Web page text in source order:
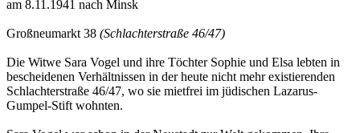
am 8.11.1941 nach Minsk
Großneumarkt 38 (Schlachterstraße 46/47)
Die Witwe Sara Vogel und ihre Töchter Sophie und Elsa lebten in
bescheidenen Verhältnissen in der heute nicht mehr existierenden
Schlachterstraße 46/47, wo sie mietfrei im jüdischen Lazarus-
Gumpel-Stift wohnten.